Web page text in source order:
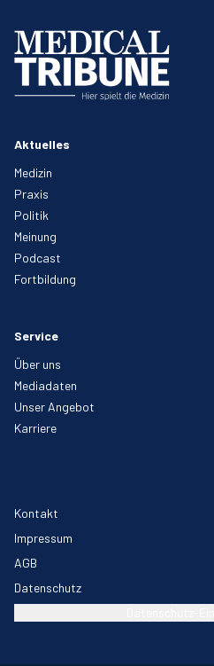
Aktuelles
Medizin
Praxis
Politik
Meinung
Podcast
Fortbildung
Service
Über uns
Mediadaten
Unser Angebot
Karriere
Kontakt
Impressum
AGB
Datenschutz